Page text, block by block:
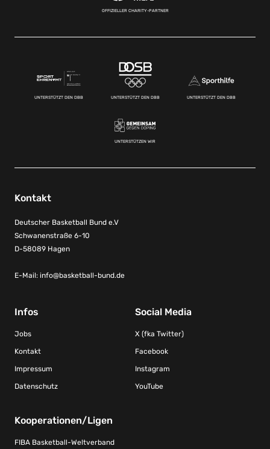
OFFIZIELLER CHARITY-PARTNER
UNTERSTÜTZT DEN DBB UNTERSTÜTZT DEN DBB UNTERSTÜTZT DEN DBB
UNTERSTÜTZEN WIR
Kontakt
Deutscher Basketball Bund e.V
Schwanenstraße 6-10
D-58089 Hagen
E-Mail: info@basketball-bund.de
Infos
Jobs
Kontakt
Impressum
Datenschutz
Social Media
X (fka Twitter)
Facebook
Instagram
YouTube
Kooperationen/Ligen
FIBA Basketball-Weltverband